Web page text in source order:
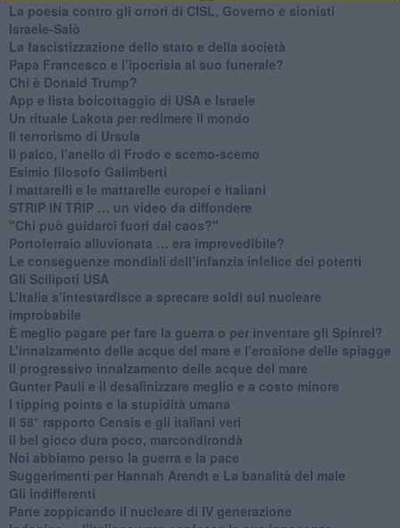
La poesia contro gli orrori di CISL, Governo e sionisti
Israele-Salò
​La fascistizzazione dello stato e della società
Papa Francesco e l’ipocrisia al suo funerale?
​Chi è Donald Trump?
App e lista boicottaggio di USA e Israele
​Un rituale Lakota per redimere il mondo
Il terrorismo di Ursula
​Il palco, l’anello di Frodo e scemo-scemo
Esimio filosofo Galimberti
​I mattarelli e le mattarelle europei e italiani
​STRIP IN TRIP … un video da diffondere
"Chi può guidarci fuori dal caos?"
​Portoferraio alluvionata … era imprevedibile?
Le conseguenze mondiali dell’infanzia infelice dei potenti
​Gli Scilipoti USA
L’Italia s’intestardisce a sprecare soldi sul nucleare
improbabile
È meglio pagare per fare la guerra o per inventare gli Spinrel?
​L’innalzamento delle acque del mare e l’erosione delle spiagge
​Il progressivo innalzamento delle acque del mare
​Gunter Pauli e il desalinizzare meglio e a costo minore
I tipping points e la stupidità umana
​Il 58° rapporto Censis e gli italiani veri
​Il bel gioco dura poco, marcondirondà
Noi abbiamo perso la guerra e la pace
Suggerimenti per Hannah Arendt e La banalità del male
​Gli indifferenti
Parte zoppicando il nucleare di IV generazione